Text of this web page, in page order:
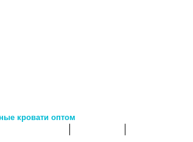
кровати оптом